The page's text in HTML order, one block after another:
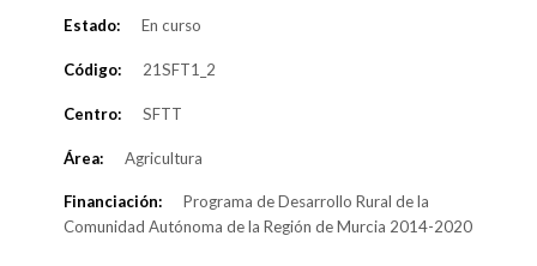
Estado: En curso
Código: 21SFT1_2
Centro: SFTT
Área: Agricultura
Financiación:
Programa de Desarrollo Rural de la
Comunidad Autónoma de la Región de Murcia 2014-2020